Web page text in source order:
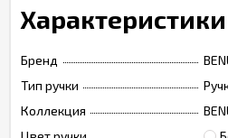
Характеристики
Бренд
Тип ручки
Коллекция